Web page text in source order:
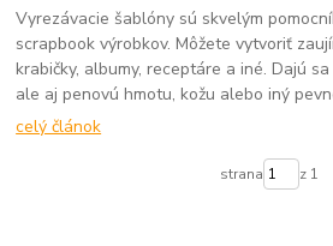
Vyrezávacie šablóny sú skvelým
scrapbook výrobkov. Môžete vytvoriť
krabičky, albumy, receptáre a iné. Dajú
ale aj penovú hmotu, kožu alebo iný
celý článok
strana z 1